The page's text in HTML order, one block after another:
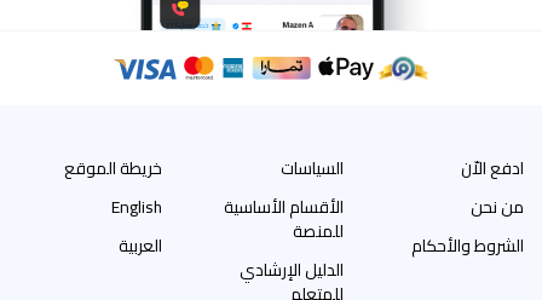
ادفع الاّن
من نحن
الشروط والأحكام
السياسات
الأقسام الأساسية
للمنصة
الدليل الإرشادي
خريطة الموقع
English
العربية